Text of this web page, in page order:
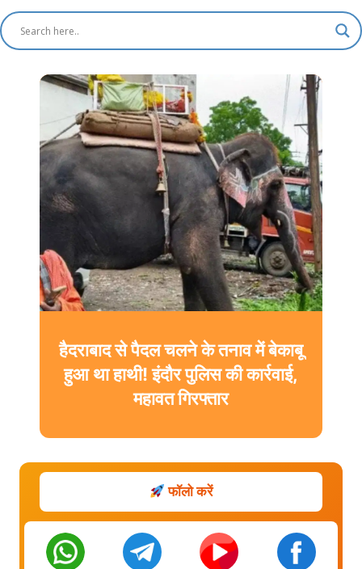
हैदराबाद से पैदल चलने के तनाव में बेकाबू
हुआ था हाथी! इंदौर पुलिस की कार्रवाई,
महावत गिरफ्तार
फॉलो करें